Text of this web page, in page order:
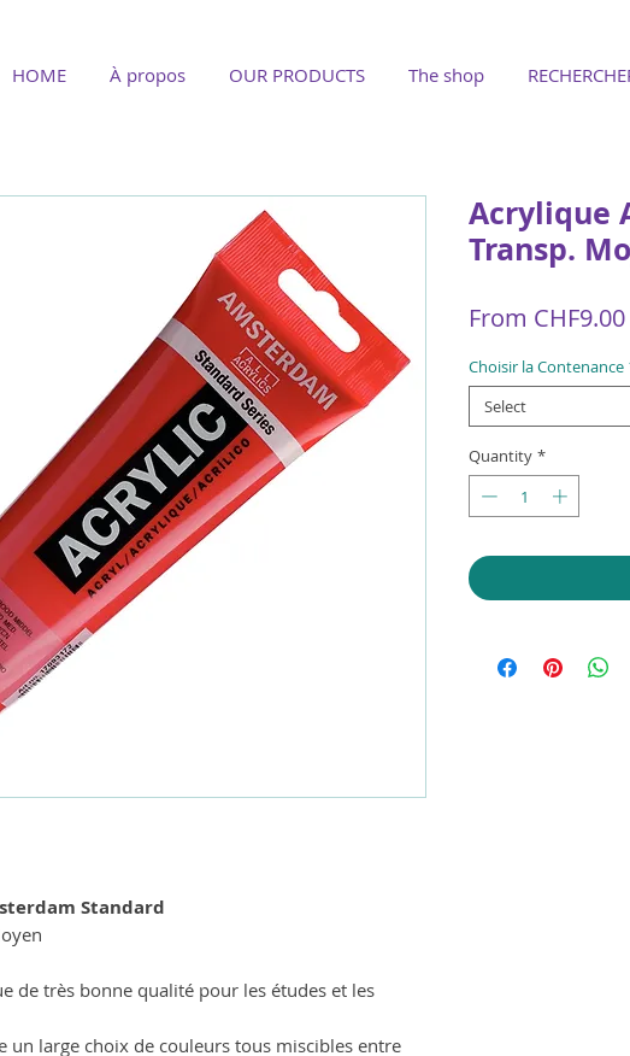
HOME À propos OUR PRODUCTS The shop
Standard
de très bonne qualité pour les études et les
un large choix de couleurs tous miscibles entre
Acrylique
Transp.
From CHF9.00
Choisir la Contenance
Select
Quantity *